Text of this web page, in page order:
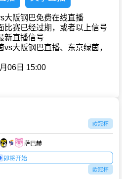
大阪钢巴免费在线直播
比赛已经过期，或者以上信号
新直播信号
vs大阪钢巴直播、东京绿茵，
06日 15:00
欧冠杯
萨巴赫
即将开始
欧冠杯